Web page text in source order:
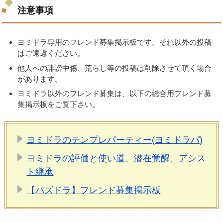
注意事項
ヨミドラ専用のフレンド募集掲示板です。それ以外の投稿
はご遠慮ください。
他人への誹謗中傷、荒らし等の投稿は削除させて頂く場合
があります。
ヨミドラ以外のフレンド募集は、以下の総合用フレンド募
集掲示板をご覧下さい。
ヨミドラのテンプレパーティー(ヨミドラパ)
ヨミドラの評価と使い道、潜在覚醒、アシス
ト継承
【パズドラ】フレンド募集掲示板